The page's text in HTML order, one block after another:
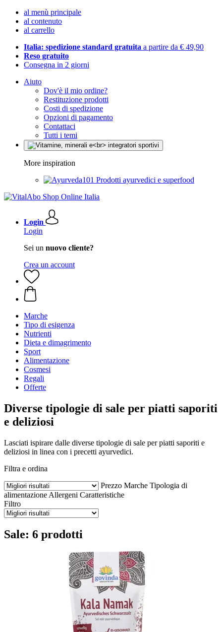
al menù principale
al contenuto
al carrello
Italia: spedizione standard gratuita a partire da € 49,90
Reso gratuito
Consegna in 2 giorni
Aiuto
Dov'è il mio ordine?
Restituzione prodotti
Costi di spedizione
Opzioni di pagamento
Contattaci
Tutti i temi
More inspiration
Prodotti ayurvedici e superfood
Login
Login
Sei un nuovo cliente?
Crea un account
Marche
Tipo di esigenza
Nutrienti
Dieta e dimagrimento
Sport
Alimentazione
Cosmesi
Regali
Offerte
Diverse tipologie di sale per piatti saporiti
e deliziosi
Lasciati ispirare dalle diverse tipologie di sale per piatti saporiti e
deliziosi in linea con i precetti ayurvedici.
Filtra e ordina
Prezzo Marche Tipologia di
alimentazione Allergeni Caratteristiche
Filtro
Sale: 6 prodotti